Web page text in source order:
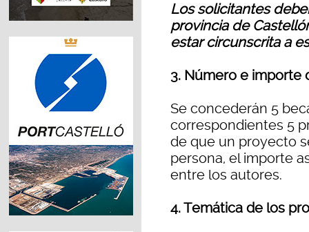
Los solicitantes
provincia de
estar circunscrita a
3. Número e importe
Se concederán 5
correspondientes 5
de que un proyecto
persona, el importe
entre los autores.
4. Temática de los